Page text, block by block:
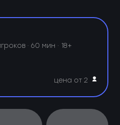
· 60 мин · 18+
цена от 2